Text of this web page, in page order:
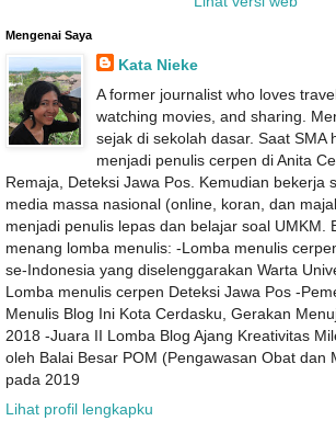
Mengenai Saya
Kata Nieke
A former journalist who loves
watching movies, and sharing.
sejak di sekolah dasar. Saat SMA
menjadi penulis cerpen di Anita
Remaja, Deteksi Jawa Pos. Kemudian bekerja
media massa nasional (online, koran, dan
menjadi penulis lepas dan belajar soal UMKM.
menang lomba menulis: -Lomba menulis
se-Indonesia yang diselenggarakan Warta
Lomba menulis cerpen Deteksi Jawa Pos -
Menulis Blog Ini Kota Cerdasku, Gerakan
2018 -Juara II Lomba Blog Ajang Kreativitas
oleh Balai Besar POM (Pengawasan Obat dan
pada 2019
Lihat profil lengkapku